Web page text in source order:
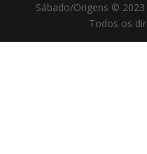
Sábado/Origens ©
Todos os